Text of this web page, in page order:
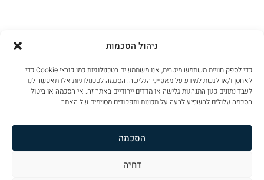
ניהול הסכמות
כדי לספק חוויית משתמש מיטבית, אנו משתמשים בטכנולוגיות כמו קובצי Cookie כדי
לאחסן ו/או לגשת למידע על מאפייני הגלישה. הסכמה לטכנולוגיות אלו תאפשר לנו
לעבד נתונים כגון התנהגות גלישה או מדדים ייחודיים באתר זה. אי הסכמה או ביטול
הסכמה עלולים להשפיע לרעה על תכונות ותפקודים מסוימים של האתר.
הסכמה
דחיה